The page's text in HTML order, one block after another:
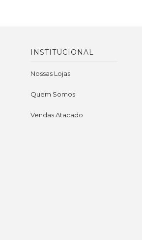
INSTITUCIONAL
Nossas Lojas
Quem Somos
Vendas Atacado